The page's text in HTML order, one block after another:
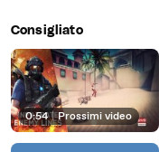
Consigliato
0:54 | Prossimi video